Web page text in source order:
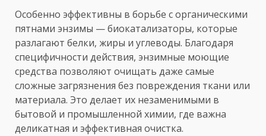
Особенно эффективны в борьбе с органическими
пятнами энзимы — биокатализаторы, которые
разлагают белки, жиры и углеводы. Благодаря
специфичности действия, энзимные моющие
средства позволяют очищать даже самые
сложные загрязнения без повреждения ткани или
материала. Это делает их незаменимыми в
бытовой и промышленной химии, где важна
деликатная и эффективная очистка.